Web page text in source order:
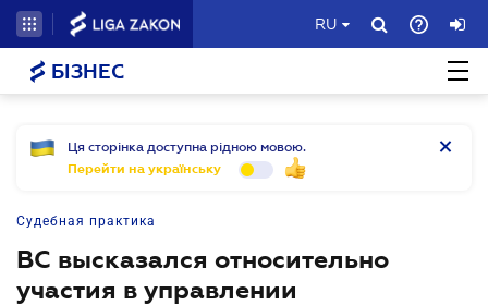
RU
БІЗНЕС
Ця сторінка доступна рідною мовою.
Перейти на українську
Судебная практика
ВС высказался относительно
участия в управлении